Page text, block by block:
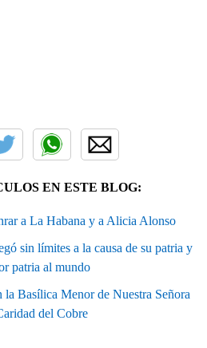
EN ESTE BLOG:
a La Habana y a Alicia Alonso
sin límites a la causa de su patria y
patria al mundo
Basílica Menor de Nuestra Señora
del Cobre